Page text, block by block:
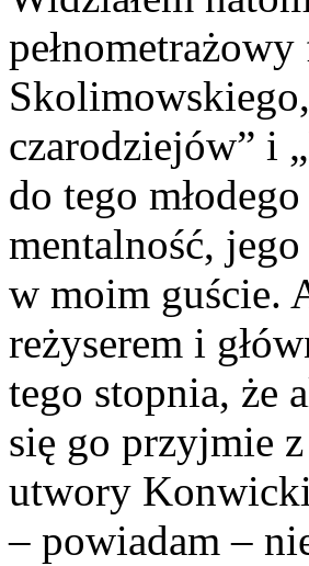
czarodziejów” i
do tego
mentalność,
w moim guście.
reżyserem i
tego stopnia, że
się go przyjmie
utwory
– powiadam –